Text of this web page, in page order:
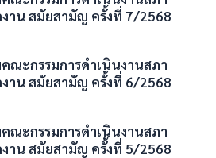
าน สมัยสามัญ ครั้งที่ 7/2568
ณะกรรมการดำเนินงานสภา
าน สมัยสามัญ ครั้งที่ 6/2568
ณะกรรมการดำเนินงานสภา
าน สมัยสามัญ ครั้งที่ 5/2568